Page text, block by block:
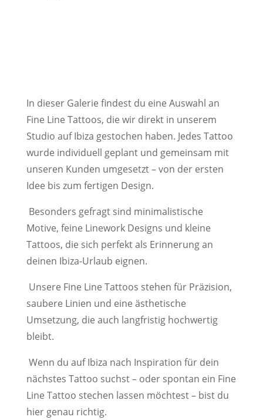
In dieser Galerie findest du eine Auswahl an
Fine Line Tattoos, die wir direkt in unserem
Studio auf Ibiza gestochen haben. Jedes Tattoo
wurde individuell geplant und gemeinsam mit
unseren Kunden umgesetzt – von der ersten
Idee bis zum fertigen Design.
Besonders gefragt sind minimalistische
Motive, feine Linework Designs und kleine
Tattoos, die sich perfekt als Erinnerung an
deinen Ibiza-Urlaub eignen.
Unsere Fine Line Tattoos stehen für Präzision,
saubere Linien und eine ästhetische
Umsetzung, die auch langfristig hochwertig
bleibt.
Wenn du auf Ibiza nach Inspiration für dein
nächstes Tattoo suchst – oder spontan ein Fine
Line Tattoo stechen lassen möchtest – bist du
hier genau richtig.